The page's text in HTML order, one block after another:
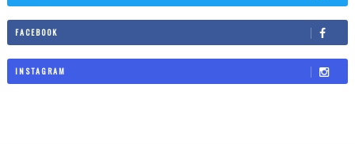
FACEBOOK
INSTAGRAM